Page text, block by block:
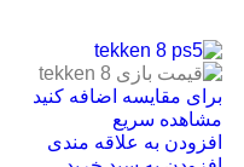
برای مقایسه اضافه کنید
مشاهده سریع
افزودن به علاقه مندی